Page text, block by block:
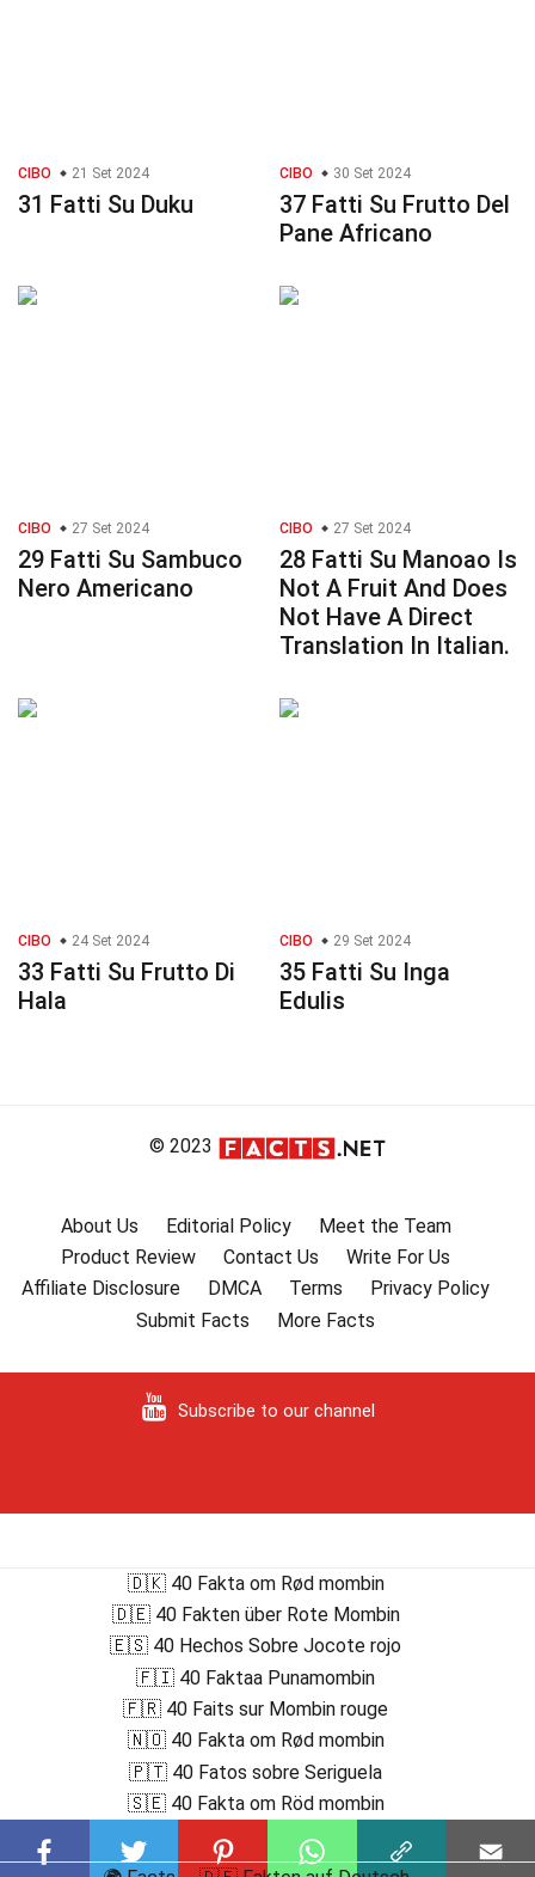
CIBO 21 Set 2024
31 Fatti Su Duku
CIBO 30 Set 2024
37 Fatti Su Frutto Del
Pane Africano
CIBO 27 Set 2024
29 Fatti Su Sambuco
Nero Americano
CIBO 27 Set 2024
28 Fatti Su Manoao Is
Not A Fruit And Does
Not Have A Direct
Translation In Italian.
CIBO 24 Set 2024
33 Fatti Su Frutto Di
Hala
CIBO 29 Set 2024
35 Fatti Su Inga
Edulis
© 2023
About Us Editorial Policy
Meet the Team
Product Review
Contact Us
Write For Us
Affiliate Disclosure
DMCA Terms
Privacy Policy
Submit Facts
More Facts
Subscribe to our channel
🇩🇰 40 Fakta om Rød mombin
🇩🇪 40 Fakten über Rote Mombin
🇪🇸 40 Hechos Sobre Jocote rojo
🇫🇮 40 Faktaa Punamombin
🇫🇷 40 Faits sur Mombin rouge
🇳🇴 40 Fakta om Rød mombin
🇵🇹 40 Fatos sobre Seriguela
🇸🇪 40 Fakta om Röd mombin